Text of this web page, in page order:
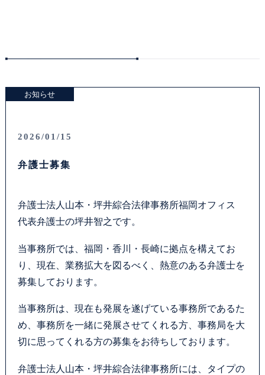
お客様の声
採用情報
アクセス
カウンセリング
よくあるご質問
お知らせ
2026/01/15
弁護士募集
弁護士法人山本・坪井綜合法律事務所福岡オフィス
代表弁護士の坪井智之です。
当事務所では、福岡・香川・長崎に拠点を構えてお
り、現在、業務拡大を図るべく、熱意のある弁護士を
募集しております。
当事務所は、現在も発展を遂げている事務所であるた
め、事務所を一緒に発展させてくれる方、事務局を大
切に思ってくれる方の募集をお待ちしております。
弁護士法人山本・坪井綜合法律事務所には、タイプの